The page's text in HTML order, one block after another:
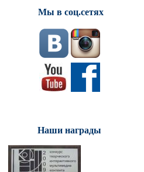
Мы в соц.сетях
Наши награды